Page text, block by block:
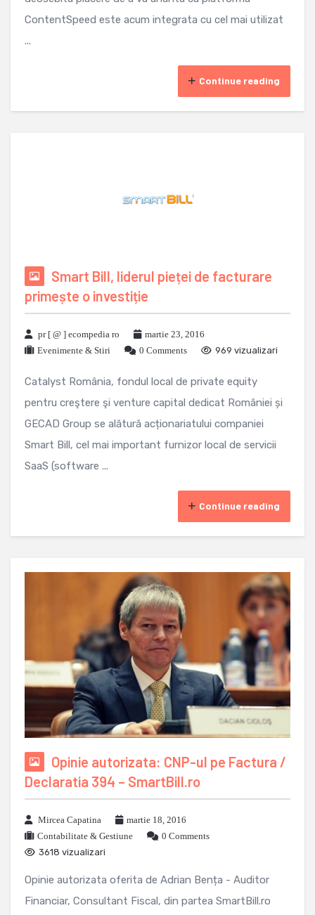
ContentSpeed este acum integrata cu cel mai utilizat
...
Continue reading
Smart Bill, liderul pieței de facturare
primește o investiție
pr [ @ ] ecompedia ro
martie 23, 2016
Evenimente & Stiri
0 Comments 969 vizualizari
Catalyst România, fondul local de private equity
pentru creştere şi venture capital dedicat României și
GECAD Group se alătură acționariatului companiei
Smart Bill, cel mai important furnizor local de servicii
SaaS (software ...
Continue reading
Opinie autorizata: CNP-ul pe Factura /
Declaratia 394 – SmartBill.ro
Mircea Capatina
martie 18, 2016
Contabilitate & Gestiune
0 Comments
3618 vizualizari
Opinie autorizata oferita de Adrian Bența - Auditor
Financiar, Consultant Fiscal, din partea SmartBill.ro